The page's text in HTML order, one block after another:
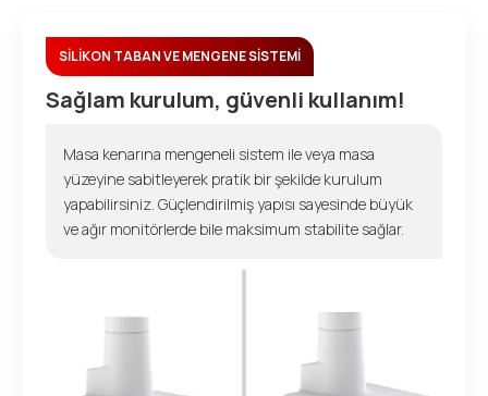
SİLİKON TABAN VE MENGENE SİSTEMİ
Sağlam kurulum, güvenli kullanım!
Masa kenarına mengeneli sistem ile veya masa
yüzeyine sabitleyerek pratik bir şekilde kurulum
yapabilirsiniz. Güçlendirilmiş yapısı sayesinde büyük
ve ağır monitörlerde bile maksimum stabilite sağlar.